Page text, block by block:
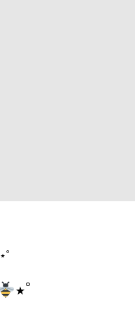
⋆゜
⋆゜